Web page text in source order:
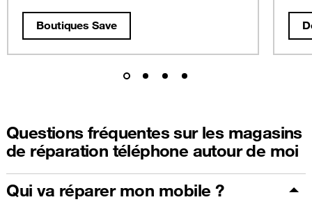
Boutiques Save
Questions fréquentes sur les magasins
de réparation téléphone autour de moi
Qui va réparer mon mobile ?